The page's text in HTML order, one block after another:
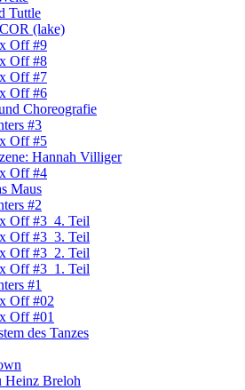
Tuttle
(lake)
Off #9
Off #8
Off #7
Off #6
Choreografie
#3
Off #5
Hannah Villiger
Off #4
Maus
#2
Off #3_4. Teil
Off #3_3. Teil
Off #3_2. Teil
Off #3_1. Teil
#1
Off #02
Off #01
des Tanzes
Heinz Breloh